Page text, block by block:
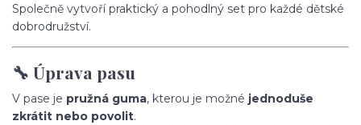
Společně vytvoří praktický a pohodlný set pro každé dětské
dobrodružství.
🔧 Úprava pasu
V pase je pružná guma, kterou je možné jednoduše
zkrátit nebo povolit.